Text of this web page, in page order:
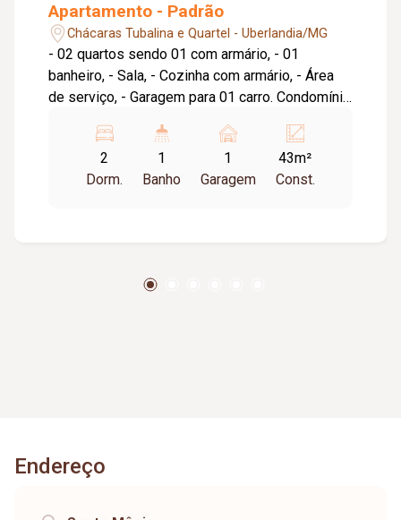
Apartamento - Padrão
Chácaras Tubalina e Quartel - Uberlandia/MG
- 02 quartos sendo 01 com armário, - 01
banheiro, - Sala, - Cozinha com armário, - Área
de serviço, - Garagem para 01 carro. Condomínio
esporte e salão de festa.
2
Dorm.
1
Banho
1
Garagem
43m²
Const.
Endereço